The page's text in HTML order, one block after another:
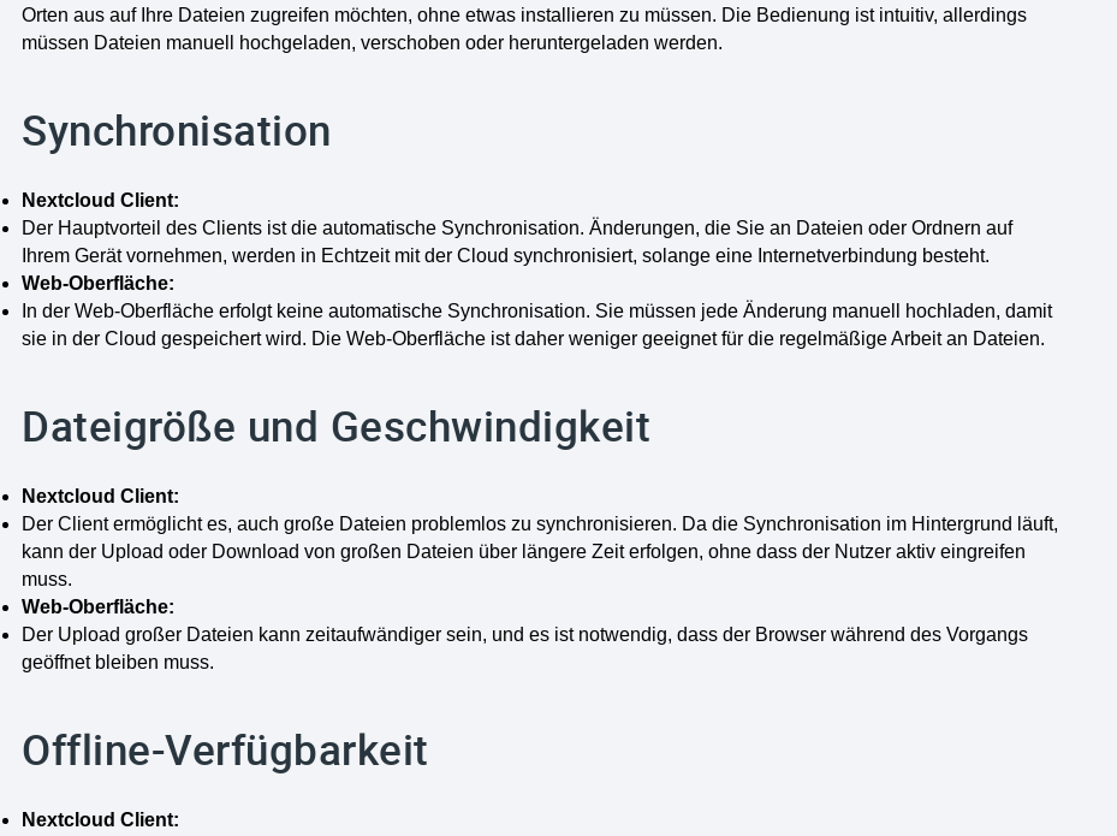
Orten aus auf Ihre Dateien zugreifen möchten, ohne etwas installieren zu müssen. Die Bedienung ist intuitiv, allerdings
müssen Dateien manuell hochgeladen, verschoben oder heruntergeladen werden.
Synchronisation
Nextcloud Client:
Der Hauptvorteil des Clients ist die automatische Synchronisation. Änderungen, die Sie an Dateien oder Ordnern auf
Ihrem Gerät vornehmen, werden in Echtzeit mit der Cloud synchronisiert, solange eine Internetverbindung besteht.
Web-Oberfläche:
In der Web-Oberfläche erfolgt keine automatische Synchronisation. Sie müssen jede Änderung manuell hochladen, damit
sie in der Cloud gespeichert wird. Die Web-Oberfläche ist daher weniger geeignet für die regelmäßige Arbeit an Dateien.
Dateigröße und Geschwindigkeit
Nextcloud Client:
Der Client ermöglicht es, auch große Dateien problemlos zu synchronisieren. Da die Synchronisation im Hintergrund läuft,
kann der Upload oder Download von großen Dateien über längere Zeit erfolgen, ohne dass der Nutzer aktiv eingreifen
muss.
Web-Oberfläche:
Der Upload großer Dateien kann zeitaufwändiger sein, und es ist notwendig, dass der Browser während des Vorgangs
geöffnet bleiben muss.
Offline-Verfügbarkeit
Nextcloud Client: